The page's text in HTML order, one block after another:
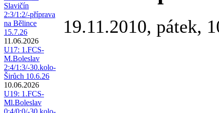
Slavičín
2:3/1:2/-příprava
na Bělince
15.7.26
11.06.2026
U17: 1.FCS-
M.Boleslav
2:4/1:3/-30.kolo-
Širůch 10.6.26
10.06.2026
U19: 1.FCS-
Ml.Boleslav
0:4/0:0/-30.kolo-
19.11.2010, pátek,